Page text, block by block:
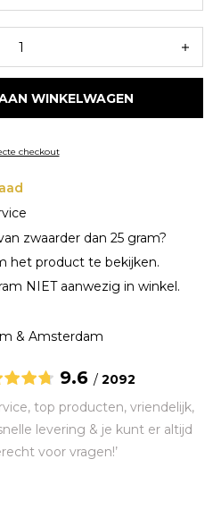
WINKELWAGEN
checkout
zwaarder dan 25 gram?
het product te bekijken.
NIET aanwezig in winkel.
& Amsterdam
9.6 / 2092
top producten, vriendelijk,
levering & je kunt er altijd
voor vragen!’